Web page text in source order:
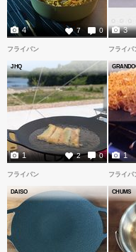
7 0
4 3
フライパン
JHQ
2 0
1
フライパ
1
フライパン
DAISO
フライパ
CHUMS